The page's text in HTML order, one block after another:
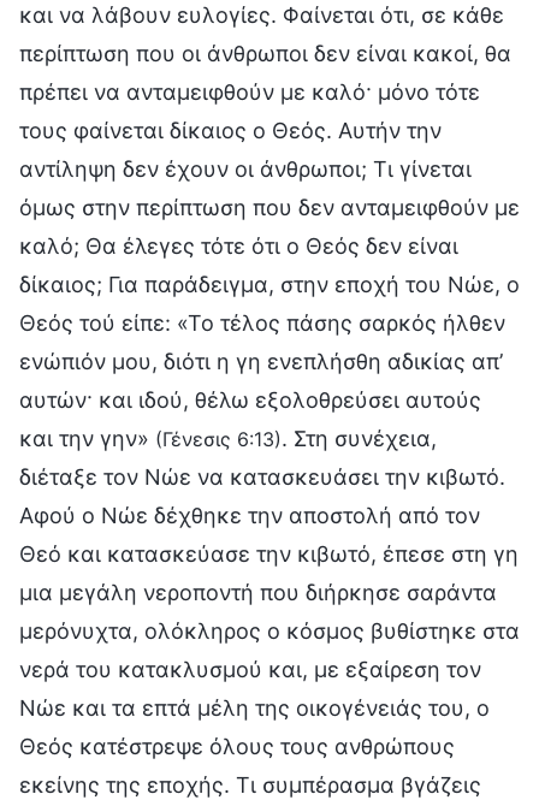
και να λάβουν ευλογίες. Φαίνεται ότι, σε κάθε
περίπτωση που οι άνθρωποι δεν είναι κακοί, θα
πρέπει να ανταμειφθούν με καλό· μόνο τότε
τους φαίνεται δίκαιος ο Θεός. Αυτήν την
αντίληψη δεν έχουν οι άνθρωποι; Τι γίνεται
όμως στην περίπτωση που δεν ανταμειφθούν με
καλό; Θα έλεγες τότε ότι ο Θεός δεν είναι
δίκαιος; Για παράδειγμα, στην εποχή του Νώε, ο
Θεός τού είπε: «Το τέλος πάσης σαρκός ήλθεν
ενώπιόν μου, διότι η γη ενεπλήσθη αδικίας απ’
αυτών· και ιδού, θέλω εξολοθρεύσει αυτούς
και την γην» (Γένεσις 6:13). Στη συνέχεια,
διέταξε τον Νώε να κατασκευάσει την κιβωτό.
Αφού ο Νώε δέχθηκε την αποστολή από τον
Θεό και κατασκεύασε την κιβωτό, έπεσε στη γη
μια μεγάλη νεροποντή που διήρκησε σαράντα
μερόνυχτα, ολόκληρος ο κόσμος βυθίστηκε στα
νερά του κατακλυσμού και, με εξαίρεση τον
Νώε και τα επτά μέλη της οικογένειάς του, ο
Θεός κατέστρεψε όλους τους ανθρώπους
εκείνης της εποχής. Τι συμπέρασμα βγάζεις